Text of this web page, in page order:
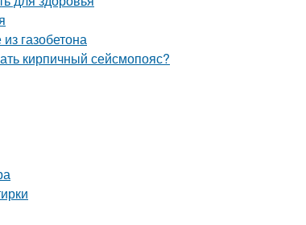
газобетона
кирпичный сейсмопояс?